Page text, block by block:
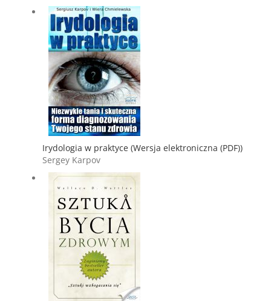
Irydologia w praktyce (Wersja elektroniczna (PDF))
Sergey Karpov